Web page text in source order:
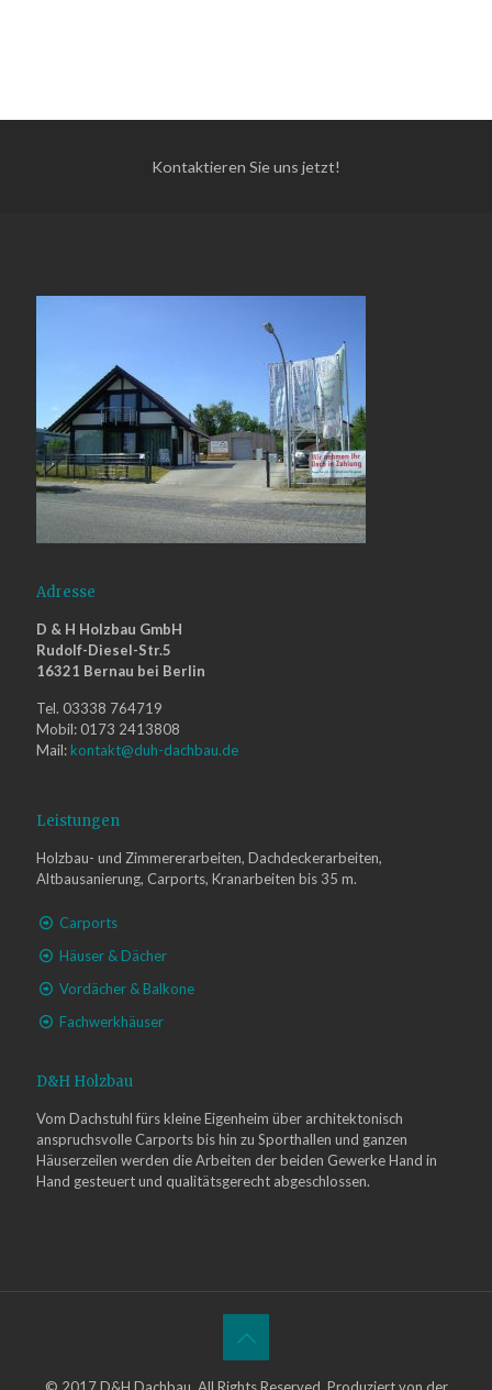
Kontaktieren Sie uns jetzt!
Adresse
D & H Holzbau GmbH
Rudolf-Diesel-Str.5
16321 Bernau bei Berlin
Tel. 03338 764719
Mobil: 0173 2413808
Mail: kontakt@duh-dachbau.de
Leistungen
Holzbau- und Zimmererarbeiten, Dachdeckerarbeiten,
Altbausanierung, Carports, Kranarbeiten bis 35 m.
Carports
Häuser & Dächer
Vordächer & Balkone
Fachwerkhäuser
D&H Holzbau
Vom Dachstuhl fürs kleine Eigenheim über architektonisch
anspruchsvolle Carports bis hin zu Sporthallen und ganzen
Häuserzeilen werden die Arbeiten der beiden Gewerke Hand in
Hand gesteuert und qualitätsgerecht abgeschlossen.